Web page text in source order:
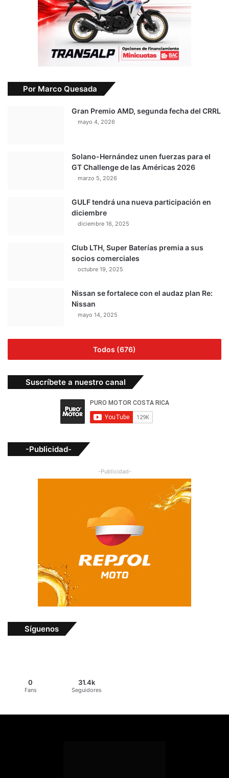
Por Marco Quesada
Gran Premio AMD, segunda fecha del CRRL
mayo 4, 2026
Solano-Hernández unen fuerzas para el
GT Challenge de las Américas 2026
marzo 5, 2026
GULF tendrá una nueva participación en
diciembre
diciembre 16, 2025
Club LTH, Super Baterías premia a sus
socios comerciales
octubre 19, 2025
Nissan se fortalece con el audaz plan Re:
Nissan
mayo 14, 2025
Todos (676)
Suscríbete a nuestro canal
-Publicidad-
-Publicidad-
Síguenos
0
Fans
31.4k
Seguidores